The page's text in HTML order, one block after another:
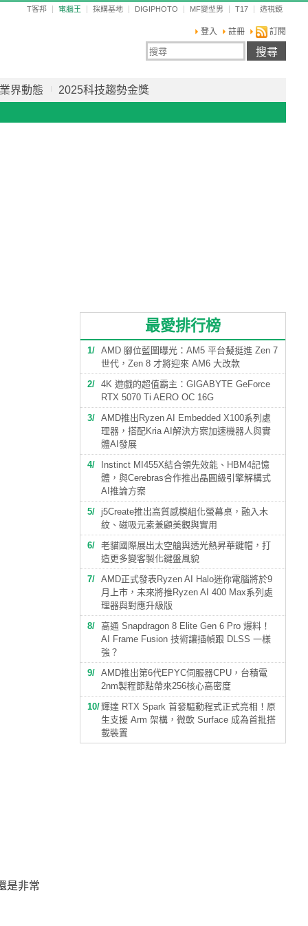
T客邦 電腦王 採購基地 DIGIPHOTO MF變型男 T17 透視鏡
登入 註冊 訂閱
業界動態 2025科技趨勢金獎
是非常
最愛排行榜
1
AMD 腳位藍圖曝光：AM5 平台擬挺進 Zen 7
世代，Zen 8 才將迎來 AM6 大改款
2
4K 遊戲的超值霸主：GIGABYTE GeForce
RTX 5070 Ti AERO OC 16G
3
AMD推出Ryzen AI Embedded X100系列處
理器，搭配Kria AI解決方案加速機器人與實
體AI發展
4
Instinct MI455X結合領先效能、HBM4記憶
體，與Cerebras合作推出晶圓級引擎解構式
AI推論方案
5
j5Create推出高質感模組化螢幕桌，融入木
紋、磁吸元素兼顧美觀與實用
6
老貓國際展出太空艙與透光熱昇華鍵帽，打
造更多變客製化鍵盤風貌
7
AMD正式發表Ryzen AI Halo迷你電腦將於9
月上市，未來將推Ryzen AI 400 Max系列處
理器與對應升級版
8
高通 Snapdragon 8 Elite Gen 6 Pro 爆料！
AI Frame Fusion 技術讓插幀跟 DLSS 一樣
強？
9
AMD推出第6代EPYC伺服器CPU，台積電
2nm製程節點帶來256核心高密度
10 輝達 RTX Spark 首發驅動程式正式亮相！原
生支援 Arm 架構，微軟 Surface 成為首批搭
載裝置